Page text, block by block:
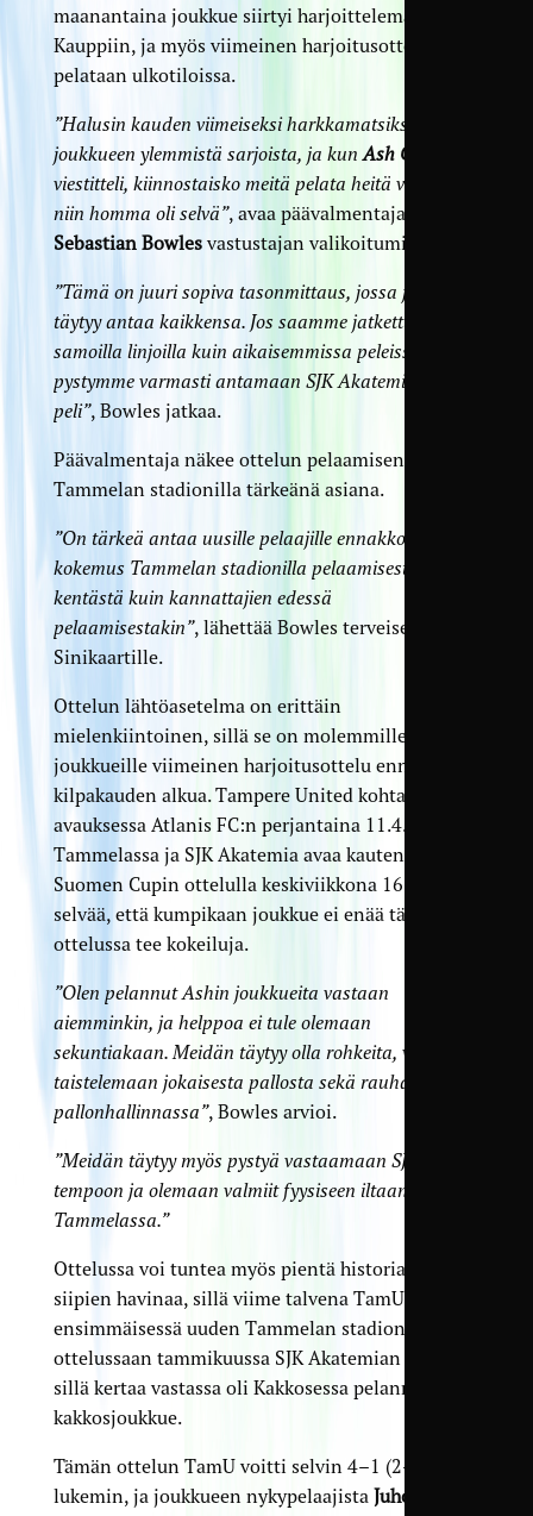
maanantaina joukkue siirtyi harjoittelemaan
Kauppiin, ja myös viimeinen harjoitusottelu
pelataan ulkotiloissa.
”Halusin kauden viimeiseksi harkkamatsiksi kovan
joukkueen ylemmistä sarjoista, ja kunAsh Civil
viestitteli, kiinnostaisko meitä pelata heitä vastaan
niin homma oli selvä”, avaa päävalmentaja
Sebastian Bowlesvastustajan valikoitumista.
”Tämä on juuri sopiva tasonmittaus, jossa jokaisen
täytyy antaa kaikkensa. Jos saamme jatkettua
samoilla linjoilla kuin aikaisemmissa peleissä,
pystymme varmasti antamaan SJK Akatemialle hyvä
peli”, Bowles jatkaa.
Päävalmentaja näkee ottelun pelaamisen
Tammelan stadionilla tärkeänä asiana.
”On tärkeä antaa uusille pelaajille ennakkoon
kokemus Tammelan stadionilla pelaamisesta. Niin
kentästä kuin kannattajien edessä
pelaamisestakin”, lähettää Bowles terveisensä
Sinikaartille.
Ottelun lähtöasetelma on erittäin
mielenkiintoinen, sillä se on molemmille
joukkueille viimeinen harjoitusottelu ennen
kilpakauden alkua. Tampere United kohtaa sarja-
avauksessa Atlanis FC:n perjantaina 11.4.
Tammelassa ja SJK Akatemia avaa kautensa
Suomen Cupin ottelulla keskiviikkona 16.4. On
selvää, että kumpikaan joukkue ei enää tässä
ottelussa tee kokeiluja.
”Olen pelannut Ashin joukkueita vastaan
aiemminkin, ja helppoa ei tule olemaan
sekuntiakaan. Meidän täytyy olla rohkeita, valmiit
taistelemaan jokaisesta pallosta sekä rauhallisia
pallonhallinnassa”, Bowles arvioi.
”Meidän täytyy myös pystyä vastaamaan SJK:n
tempoon ja olemaan valmiit fyysiseen iltaan
Tammelassa.”
Ottelussa voi tuntea myös pientä historian
siipien havinaa, sillä viime talvena TamU kohtasi
ensimmäisessä uuden Tammelan stadionin
ottelussaan tammikuussa SJK Akatemian – tosin
sillä kertaa vastassa oli Kakkosessa pelannut
kakkosjoukkue.
Tämän ottelun TamU voitti selvin 4–1 (2–1)
lukemin, ja joukkueen nykypelaajista Juho